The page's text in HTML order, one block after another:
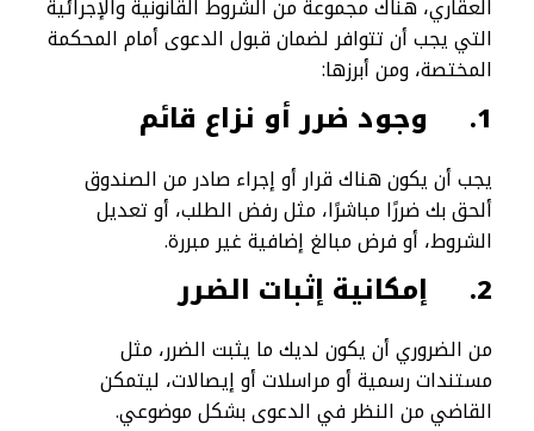
العقاري، هناك مجموعة من الشروط القانونية والإجرائية
التي يجب أن تتوافر لضمان قبول الدعوى أمام المحكمة
المختصة، ومن أبرزها:
1. وجود ضرر أو نزاع قائم
يجب أن يكون هناك قرار أو إجراء صادر من الصندوق
ألحق بك ضررًا مباشرًا، مثل رفض الطلب، أو تعديل
الشروط، أو فرض مبالغ إضافية غير مبررة.
2. إمكانية إثبات الضرر
من الضروري أن يكون لديك ما يثبت الضرر، مثل
مستندات رسمية أو مراسلات أو إيصالات، ليتمكن
القاضي من النظر في الدعوى بشكل موضوعي.